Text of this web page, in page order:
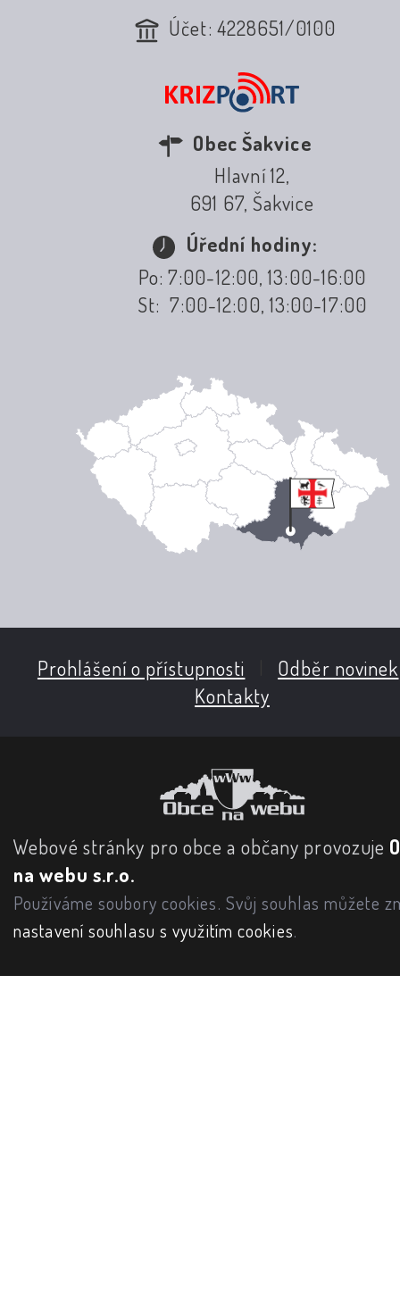
Účet: 4228651/0100
Obec Šakvice
Hlavní 12,
691 67, Šakvice
Úřední hodiny:
Po: 7:00-12:00, 13:00-16:00
St: 7:00-12:00, 13:00-17:00
Prohlášení o přístupnosti Odběr novinek
Kontakty
Webové stránky pro obce a občany provozuje
na webu s.r.o.
Používáme soubory cookies. Svůj souhlas můžete
nastavení souhlasu s využitím cookies.